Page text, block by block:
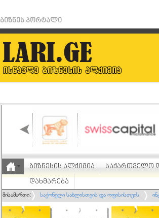
ბიზნეს პორტალი
ბიზნესის ალქიმია საქართველო
დახმარება
მისამართი: საქონელი სახლისთვის და ოფისისთვის